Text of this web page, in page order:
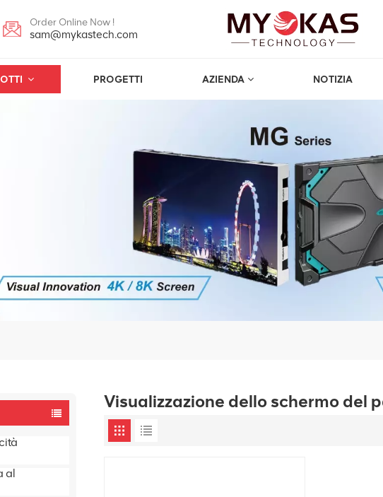
Order Online Now !
sam@mykastech.com
PROGETTI AZIENDA NOTIZIA
al
Visualizzazione dello schermo del